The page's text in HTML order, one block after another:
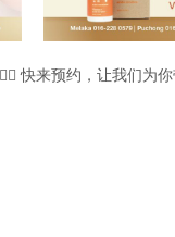
快来预约，让我们为